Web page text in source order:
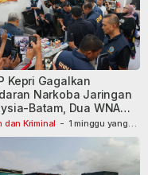
dan Kriminal - 1 minggu yang
Kepri Gagalkan
Narkoba Jaringan
Batam, Dua WNA
Diburu